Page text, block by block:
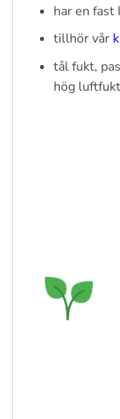
har en fast
tillhör vår
tål fukt,
hög